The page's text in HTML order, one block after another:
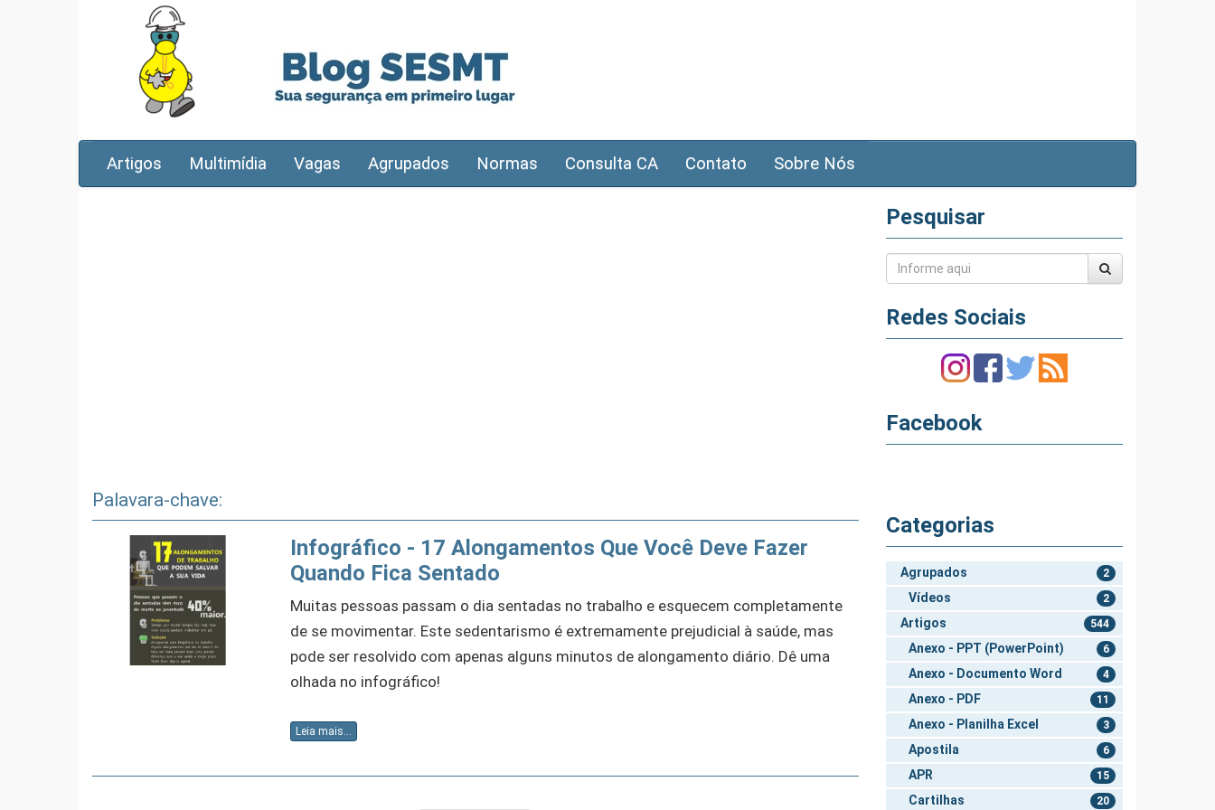
Artigos Multimídia Vagas Agrupados Normas Consulta CA Contato Sobre Nós
Palavara-chave:
Infográfico - 17 Alongamentos Que Você Deve Fazer
Quando Fica Sentado
Muitas pessoas passam o dia sentadas no trabalho e esquecem completamente
de se movimentar. Este sedentarismo é extremamente prejudicial à saúde, mas
pode ser resolvido com apenas alguns minutos de alongamento diário. Dê uma
olhada no infográfico!
Leia mais...
Pesquisar
Redes Sociais
Facebook
Categorias
Agrupados 2
Vídeos 2
Artigos 544
Anexo - PPT (PowerPoint) 6
Anexo - Documento Word 4
Anexo - PDF 11
Anexo - Planilha Excel 3
Apostila 6
APR 15
Cartilhas 20